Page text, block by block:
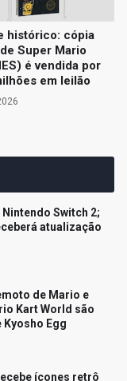
histórico: cópia
Super Mario
é vendida por
em leilão
Switch 2;
atualização
de Mario e
Kart World são
Kyosho Egg
ícones retrô